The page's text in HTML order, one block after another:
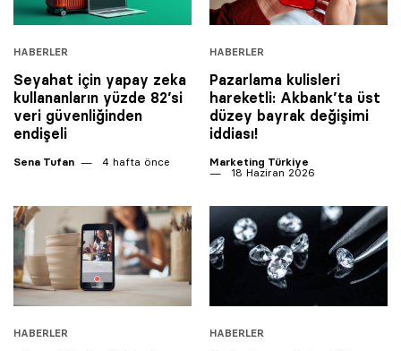
HABERLER
Seyahat için yapay zeka
kullananların yüzde 82’si
veri güvenliğinden
endişeli
Sena Tufan 4 hafta önce
HABERLER
Pazarlama kulisleri
hareketli: Akbank’ta üst
düzey bayrak değişimi
iddiası!
Marketing Türkiye
18 Haziran 2026
HABERLER HABERLER